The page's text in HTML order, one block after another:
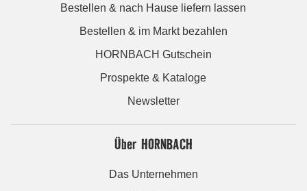
Bestellen & nach Hause liefern lassen
Bestellen & im Markt bezahlen
HORNBACH Gutschein
Prospekte & Kataloge
Newsletter
Über HORNBACH
Das Unternehmen